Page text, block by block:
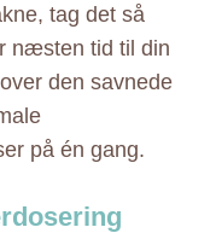
tag det så
næsten tid til din
den savnede
på én gang.